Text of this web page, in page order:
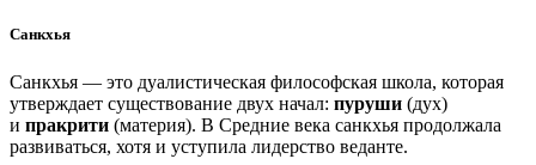
Санкхья
Санкхья — это дуалистическая философская школа, которая
утверждает существование двух начал: пуруши (дух)
и пракрити (материя). В Средние века санкхья продолжала
развиваться, хотя и уступила лидерство веданте.